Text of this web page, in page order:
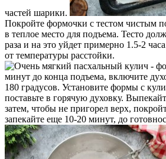
частей шарики.
Покройте формочки с тестом чистым
в теплое место для подъема. Тесто
раза и на это уйдет примерно 1.5-2
от температуры расстойки.
минут до конца подъема, включите
180 градусов. Установите формы с
поставьте в горячую духовку.
затем, чтобы не пригорел верх,
запекайте еще 10-20 минут, до